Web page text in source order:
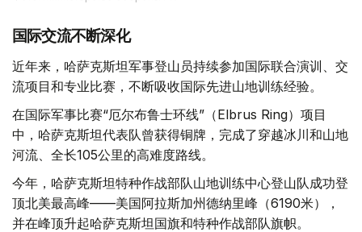
国际交流不断深化
近年来，哈萨克斯坦军事登山员持续参加国际联合演训、交
流项目和专业比赛，不断吸收国际先进山地训练经验。
在国际军事比赛“厄尔布鲁士环线”（Elbrus Ring）项目
中，哈萨克斯坦代表队曾获得铜牌，完成了穿越冰川和山地
河流、全长105公里的高难度路线。
今年，哈萨克斯坦特种作战部队山地训练中心登山队成功登
顶北美最高峰——美国阿拉斯加州德纳里峰（6190米），
并在峰顶升起哈萨克斯坦国旗和特种作战部队旗帜。